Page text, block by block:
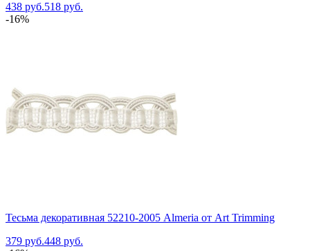
438 руб.518 руб.
-16%
Тесьма декоративная 52210-2005 Almeria от Art Trimming
379 руб.448 руб.